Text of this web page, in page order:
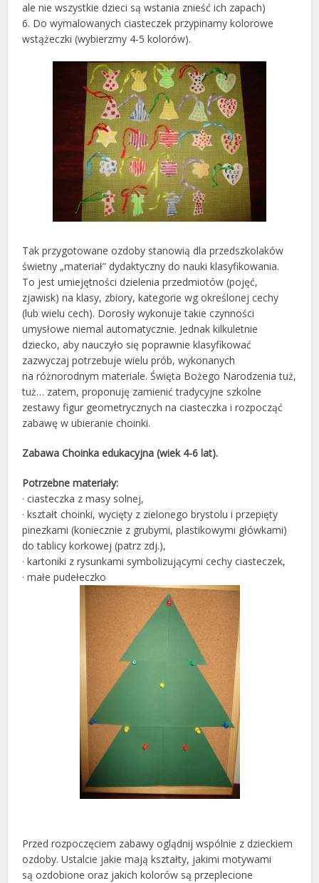
ale nie wszystkie dzieci są wstania znieść ich zapach)
6. Do wymalowanych ciasteczek przypinamy kolorowe
wstążeczki (wybierzmy 4-5 kolorów).
Tak przygotowane ozdoby stanowią dla przedszkolaków
świetny „materiał” dydaktyczny do nauki klasyfikowania.
To jest umiejętności dzielenia przedmiotów (pojęć,
zjawisk) na klasy, zbiory, kategorie wg określonej cechy
(lub wielu cech). Dorosły wykonuje takie czynności
umysłowe niemal automatycznie. Jednak kilkuletnie
dziecko, aby nauczyło się poprawnie klasyfikować
zazwyczaj potrzebuje wielu prób, wykonanych
na różnorodnym materiale. Święta Bożego Narodzenia tuż,
tuż… zatem, proponuję zamienić tradycyjne szkolne
zestawy figur geometrycznych na ciasteczka i rozpocząć
zabawę w ubieranie choinki.
Zabawa Choinka edukacyjna (wiek 4-6 lat).
Potrzebne materiały:
· ciasteczka z masy solnej,
· kształt choinki, wycięty z zielonego brystolu i przepięty
pinezkami (koniecznie z grubymi, plastikowymi główkami)
do tablicy korkowej (patrz zdj.),
· kartoniki z rysunkami symbolizującymi cechy ciasteczek,
· małe pudełeczko
Przed rozpoczęciem zabawy oglądnij wspólnie z dzieckiem
ozdoby. Ustalcie jakie mają kształty, jakimi motywami
są ozdobione oraz jakich kolorów są przeplecione